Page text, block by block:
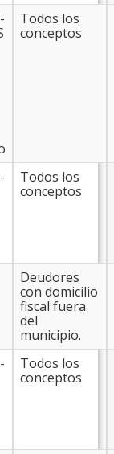
Todos los
conceptos
Todos los
conceptos
Deudores
con domicilio
fiscal fuera
del
municipio.
Todos los
conceptos